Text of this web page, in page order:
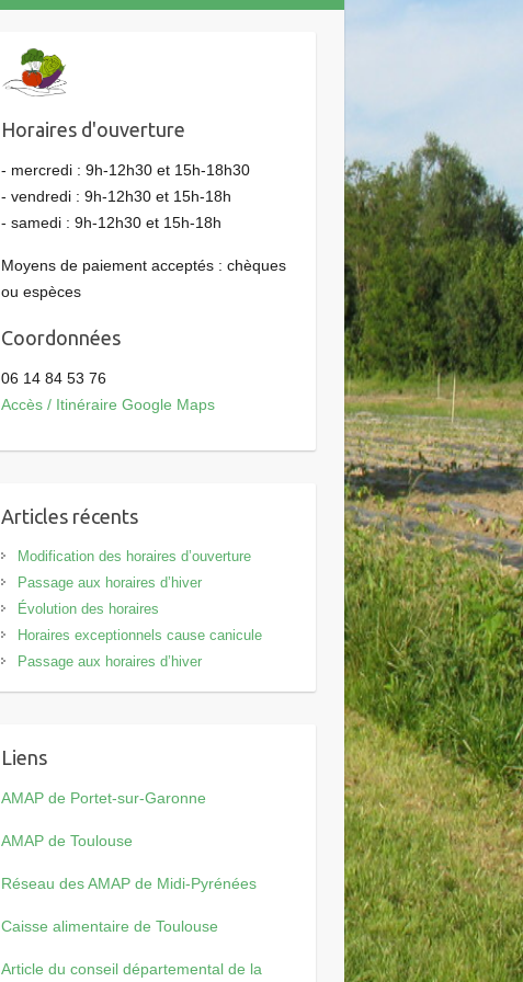
Horaires d'ouverture
- mercredi : 9h-12h30 et 15h-18h30
- vendredi : 9h-12h30 et 15h-18h
- samedi : 9h-12h30 et 15h-18h
Moyens de paiement acceptés : chèques
ou espèces
Coordonnées
06 14 84 53 76
Accès / Itinéraire Google Maps
Articles récents
Modification des horaires d’ouverture
Passage aux horaires d’hiver
Évolution des horaires
Horaires exceptionnels cause canicule
Passage aux horaires d’hiver
Liens
AMAP de Portet-sur-Garonne
AMAP de Toulouse
Réseau des AMAP de Midi-Pyrénées
Caisse alimentaire de Toulouse
Article du conseil départemental de la